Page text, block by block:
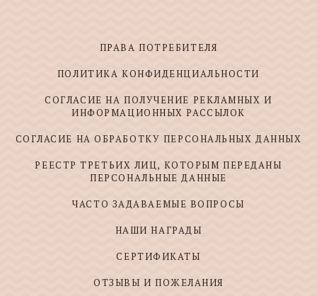
ПРАВА ПОТРЕБИТЕЛЯ
ПОЛИТИКА КОНФИДЕНЦИАЛЬНОСТИ
СОГЛАСИЕ НА ПОЛУЧЕНИЕ РЕКЛАМНЫХ И
ИНФОРМАЦИОННЫХ РАССЫЛОК
СОГЛАСИЕ НА ОБРАБОТКУ ПЕРСОНАЛЬНЫХ ДАННЫХ
РЕЕСТР ТРЕТЬИХ ЛИЦ, КОТОРЫМ ПЕРЕДАНЫ
ПЕРСОНАЛЬНЫЕ ДАННЫЕ
ЧАСТО ЗАДАВАЕМЫЕ ВОПРОСЫ
НАШИ НАГРАДЫ
СЕРТИФИКАТЫ
ОТЗЫВЫ И ПОЖЕЛАНИЯ